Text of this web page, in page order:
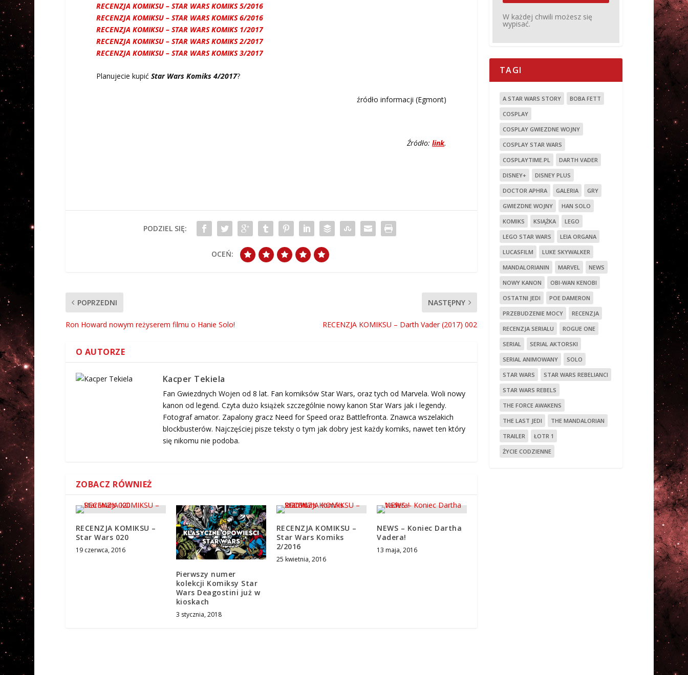
RECENZJA KOMIKSU – STAR WARS KOMIKS 5/2016
RECENZJA KOMIKSU – STAR WARS KOMIKS 6/2016
RECENZJA KOMIKSU – STAR WARS KOMIKS 1/2017
RECENZJA KOMIKSU – STAR WARS KOMIKS 2/2017
RECENZJA KOMIKSU – STAR WARS KOMIKS 3/2017
Planujecie kupić Star Wars Komiks 4/2017?
źródło informacji (Egmont)
Źródło:link.
PODZIEL SIĘ:
OCEŃ:
POPRZEDNI
Ron Howard nowym reżyserem filmu o Hanie Solo!
NASTĘPNY
RECENZJA KOMIKSU – Darth Vader (2017) 002
O AUTORZE
Kacper Tekiela
Fan Gwiezdnych Wojen od 8 lat. Fan komiksów Star Wars, oraz tych od Marvela. Woli nowy
kanon od legend. Czyta dużo książek szczególnie nowy kanon Star Wars jak i legendy.
Fotograf amator. Zapalony gracz Need for Speed oraz Battlefronta. Znawca wszelakich
blockbusterów. Najczęściej pisze teksty o tym jak dobry jest każdy komiks, nawet ten który
się nikomu nie podoba.
ZOBACZ RÓWNIEŻ
RECENZJA KOMIKSU –
Star Wars 020
19 czerwca, 2016
Pierwszy numer
kolekcji Komiksy Star
Wars Deagostini już w
kioskach
3 stycznia, 2018
RECENZJA KOMIKSU –
Star Wars Komiks
2/2016
25 kwietnia, 2016
NEWS – Koniec Dartha
Vadera!
13 maja, 2016
W każdej chwili możesz się
wypisać.
TAGI
A STAR WARS STORY
BOBA FETT
COSPLAY
COSPLAY GWIEZDNE WOJNY
COSPLAY STAR WARS
COSPLAYTIME.PL
DARTH VADER
DISNEY+
DISNEY PLUS
DOCTOR APHRA
GALERIA
GRY
GWIEZDNE WOJNY
HAN SOLO
KOMIKS
KSIĄŻKA
LEGO
LEGO STAR WARS
LEIA ORGANA
LUCASFILM
LUKE SKYWALKER
MANDALORIANIN
MARVEL
NEWS
NOWY KANON
OBI-WAN KENOBI
OSTATNI JEDI
POE DAMERON
PRZEBUDZENIE MOCY
RECENZJA
RECENZJA SERIALU
ROGUE ONE
SERIAL
SERIAL AKTORSKI
SERIAL ANIMOWANY
SOLO
STAR WARS
STAR WARS REBELIANCI
STAR WARS REBELS
THE FORCE AWAKENS
THE LAST JEDI
THE MANDALORIAN
TRAILER
ŁOTR 1
ŻYCIE CODZIENNE